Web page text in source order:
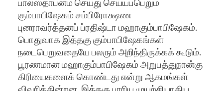
பாலஸ்தாபனம் செய்து செய்யப்பெறும்
கும்பாபிஷேகம் சம்பிரோக்ஷண
புனராவர்த்தனப் ப்ரதிஷ்டா மஹாகும்பாபிஷேகம்.
பொதுவாக இத்தகு கும்பாபிஷேகங்கள்
நடைபெறுவதையே பலரும் அறிந்திருக்கக் கூடும்.
பூரணமான மஹாகும்பாபிஷேகம் அறுபத்துநான்கு
கிரியைகளைக் கொண்டது என்று ஆகமங்கள்